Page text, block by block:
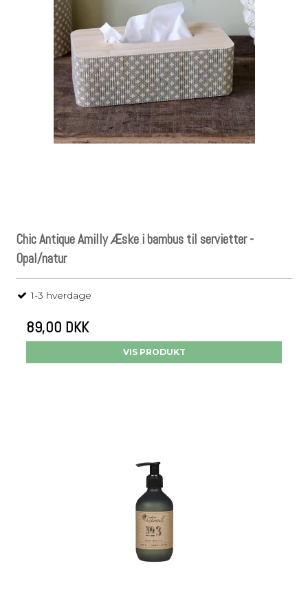
Chic Antique Amilly Æske i bambus til servietter -
Opal/natur
1-3 hverdage
89,00 DKK
VIS PRODUKT